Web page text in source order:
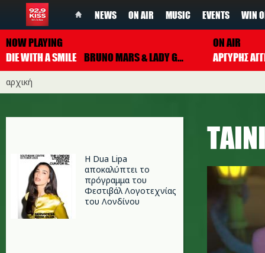
NEWS ON AIR MUSIC EVENTS WIN
NOW PLAYING
DIE WITH A SMILE BRUNO MARS & LADY GAGA
ON AIR
ΑΡΓΥΡΗΣ
αρχική
Η Dua Lipa
αποκαλύπτει το
πρόγραμμα του
Φεστιβάλ Λογοτεχνίας
του Λονδίνου